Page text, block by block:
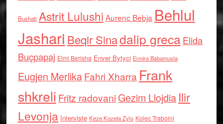
Bushati Astrit Lulushi Aurenc Bebja Behlul
Jashari Beqir Sinadalip grecaElida
Buçpapaj Elmi Berisha Enver Bytyci Ermira Babamusta
Eugjen MerlikaFahri Xharra Frank
shkreli Fritz radovaniGezim Llojdia Ilir
Levonja Interviste Keze Kozeta Zylo Kolec Traboini